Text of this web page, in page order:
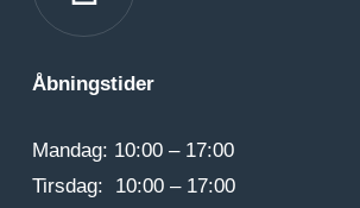
Åbningstider
Mandag: 10:00 – 17:00
Tirsdag: 10:00 – 17:00